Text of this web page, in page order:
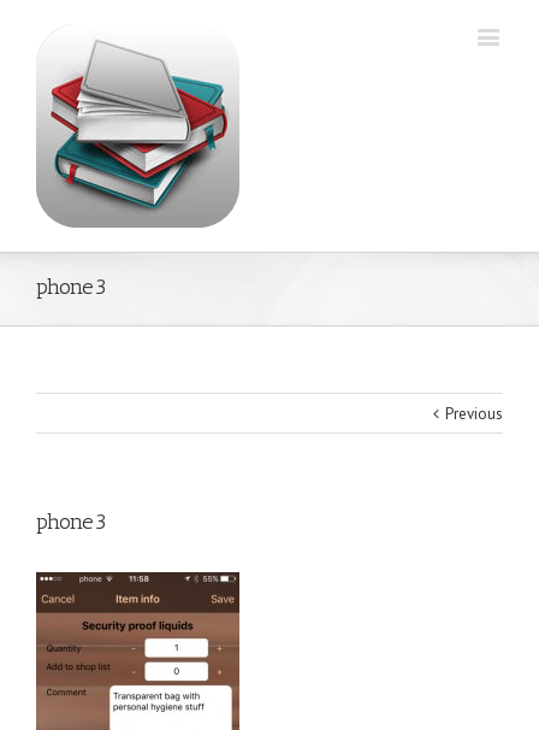
phone3
Previous
phone3